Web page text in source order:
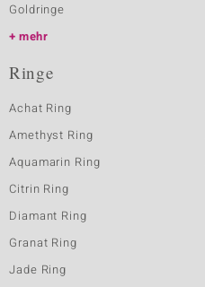
Goldringe
mehr
Ringe
Achat Ring
Amethyst Ring
Aquamarin Ring
Citrin Ring
Diamant Ring
Granat Ring
Jade Ring